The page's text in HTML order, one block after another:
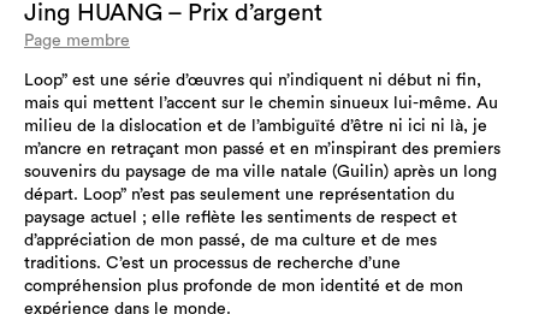
Jing HUANG – Prix d’argent
Page membre
Loop” est une série d’œuvres qui n’indiquent ni début ni fin,
mais qui mettent l’accent sur le chemin sinueux lui-même. Au
milieu de la dislocation et de l’ambiguïté d’être ni ici ni là, je
m’ancre en retraçant mon passé et en m’inspirant des premiers
souvenirs du paysage de ma ville natale (Guilin) après un long
départ. Loop” n’est pas seulement une représentation du
paysage actuel ; elle reflète les sentiments de respect et
d’appréciation de mon passé, de ma culture et de mes
traditions. C’est un processus de recherche d’une
compréhension plus profonde de mon identité et de mon
expérience dans le monde.